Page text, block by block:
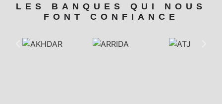
LES BANQUES QUI NOUS
FONT CONFIANCE